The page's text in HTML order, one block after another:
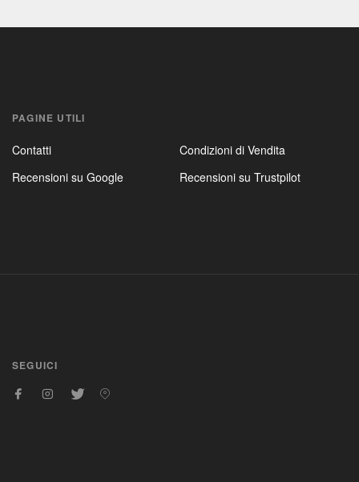
PAGINE UTILI
Contatti
Condizioni di Vendita
Recensioni su Google
Recensioni su Trustpilot
SEGUICI